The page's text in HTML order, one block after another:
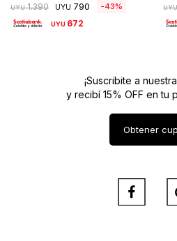
UYU 1.390 UYU 790 43
UYU 672
UYU
¡Suscribite a
y recibí 15% OFF en tu
Obtener
